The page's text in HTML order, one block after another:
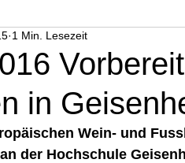
Spielvorschau
in
1 Min. Lesezeit
Wein- und
der Hochschule